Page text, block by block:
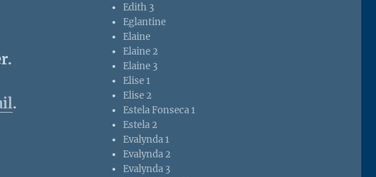
.
Edith 3
Eglantine
Elaine
Elaine 2
Elaine 3
Elise 1
Elise 2
Estela Fonseca 1
Estela 2
Evalynda 1
Evalynda 2
Evalynda 3